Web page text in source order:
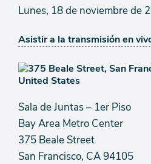
Lunes, 18 de noviembre de
Asistir a la transmisión en
Sala de Juntas – 1er Piso
Bay Area Metro Center
375 Beale Street
San Francisco, CA 94105